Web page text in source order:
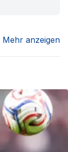
Mehr anzeigen